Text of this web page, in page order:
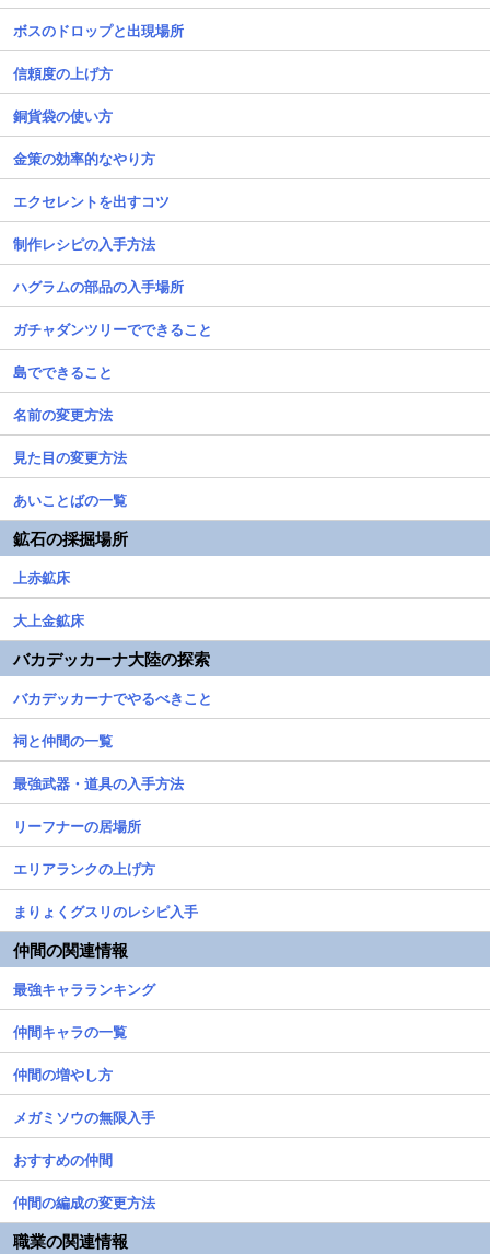
ボスのドロップと出現場所
信頼度の上げ方
銅貨袋の使い方
金策の効率的なやり方
エクセレントを出すコツ
制作レシピの入手方法
ハグラムの部品の入手場所
ガチャダンツリーでできること
島でできること
名前の変更方法
見た目の変更方法
あいことばの一覧
鉱石の採掘場所
上赤鉱床
大上金鉱床
バカデッカーナ大陸の探索
バカデッカーナでやるべきこと
祠と仲間の一覧
最強武器・道具の入手方法
リーフナーの居場所
エリアランクの上げ方
まりょくグスリのレシピ入手
仲間の関連情報
最強キャラランキング
仲間キャラの一覧
仲間の増やし方
メガミソウの無限入手
おすすめの仲間
仲間の編成の変更方法
職業の関連情報